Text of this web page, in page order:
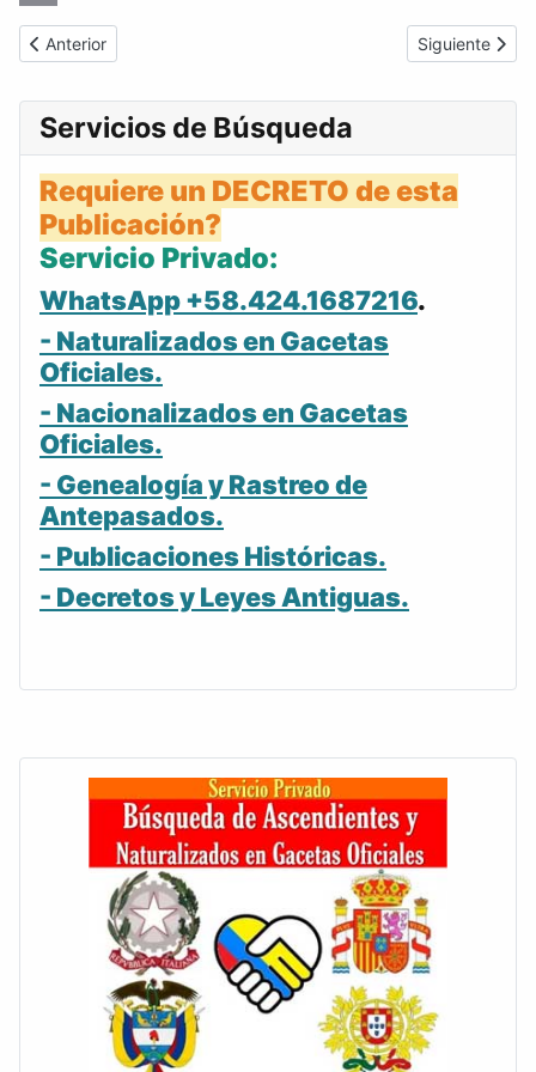
Link
Email
Artículo anterior: 2000-12-04 Gaceta Oficial Venezuela #37091
Anterior Artículo
Siguiente
Servicios de Búsqueda
Requiere un DECRETO de esta
Publicación?
Servicio Privado:
WhatsApp +58.424.1687216.
- Naturalizados en Gacetas
Oficiales.
- Nacionalizados en Gacetas
Oficiales.
- Genealogía y Rastreo de
Antepasados.
- Publicaciones Históricas.
- Decretos y Leyes Antiguas.